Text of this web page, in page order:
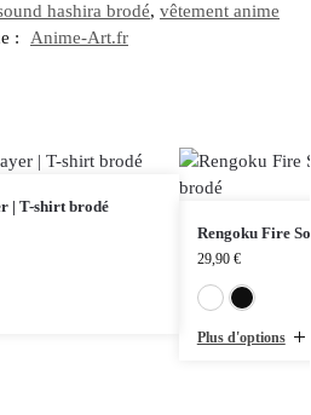
hashira brodé, vêtement anime
:
Anime-Art.fr
| T-shirt brodé
Rengoku Fire
29,90 €
Plus d'options